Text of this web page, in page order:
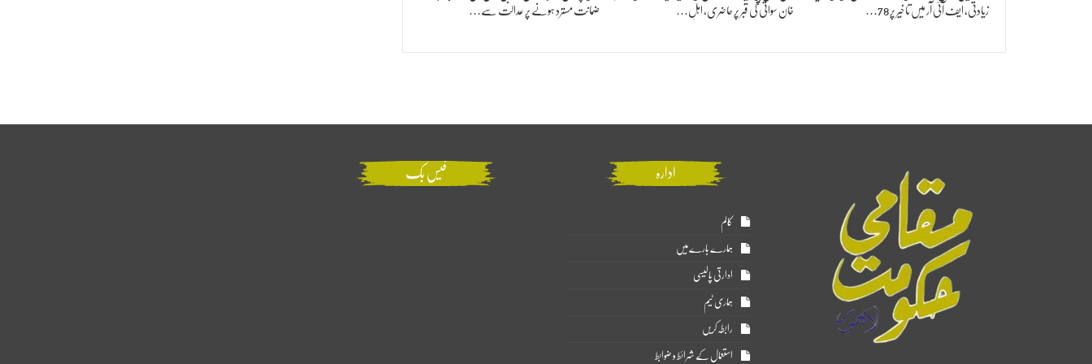
زیادتی، ایف آئی آر میں تاخیر پر 78…
خان سواتی کی قبر پر حاضری، اہلِ…
ضمانت مسترد ہونے پر عدالت سے…
ادارہ
کالم
ہمارے بارے میں
ادارتی پالیسی
ہماری ٹیم
رابطہ کریں
استعمال کے شرائط و ضوابط
فیس بک